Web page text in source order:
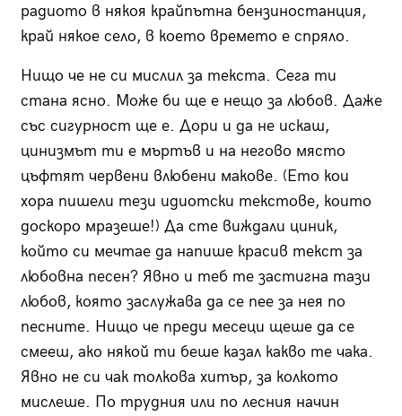
радиото в някоя крайпътна бензиностанция,
край някое село, в което времето е спряло.
Нищо че не си мислил за текста. Сега ти
стана ясно. Може би ще е нещо за любов. Даже
със сигурност ще е. Дори и да не искаш,
цинизмът ти е мъртъв и на негово място
цъфтят червени влюбени макове. (Ето кои
хора пишели тези идиотски текстове, които
доскоро мразеше!) Да сте виждали циник,
който си мечтае да напише красив текст за
любовна песен? Явно и теб те застигна тази
любов, която заслужава да се пее за нея по
песните. Нищо че преди месеци щеше да се
смееш, ако някой ти беше казал какво те чака.
Явно не си чак толкова хитър, за колкото
мислеше. По трудния или по лесния начин